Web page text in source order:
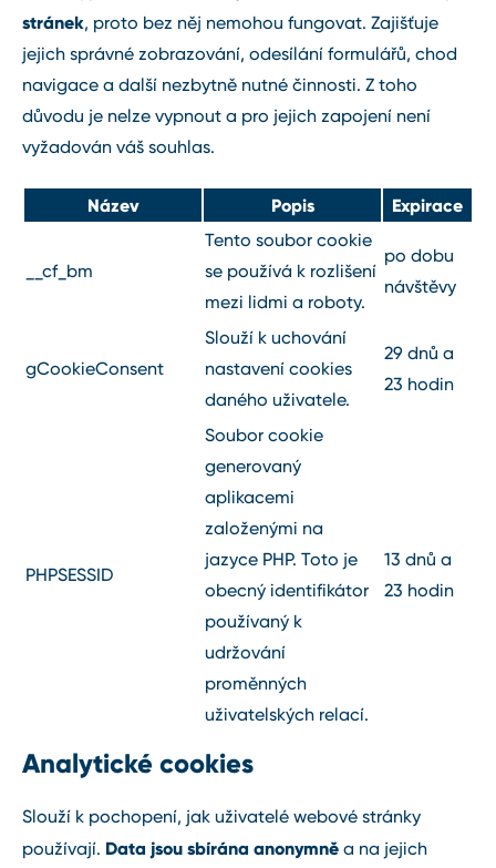
stránek, proto bez něj nemohou fungovat. Zajišťuje
jejich správné zobrazování, odesílání formulářů, chod
navigace a další nezbytně nutné činnosti. Z toho
důvodu je nelze vypnout a pro jejich zapojení není
vyžadován váš souhlas.
Název Popis Expirace
__cf_bm
Tento soubor cookie
se používá k rozlišení
mezi lidmi a roboty.
po dobu
návštěvy
gCookieConsent
Slouží k uchování
nastavení cookies
daného uživatele.
29 dnů a
23 hodin
PHPSESSID
Soubor cookie
generovaný
aplikacemi
založenými na
jazyce PHP. Toto je
obecný identifikátor
používaný k
udržování
proměnných
uživatelských relací.
13 dnů a
23 hodin
Analytické cookies
Slouží k pochopení, jak uživatelé webové stránky
používají. Data jsou sbírána anonymně a na jejich